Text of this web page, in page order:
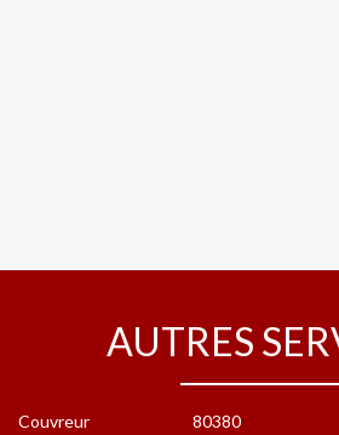
AUTRES
Couvreur
80380